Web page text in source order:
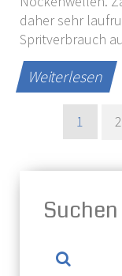
daher sehr
Spritverbrauch
Weiterlesen
1 2
Suchen